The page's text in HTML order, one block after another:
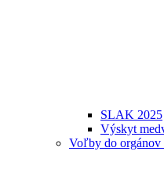
SLAK 2025
Výskyt
Voľby do orgánov